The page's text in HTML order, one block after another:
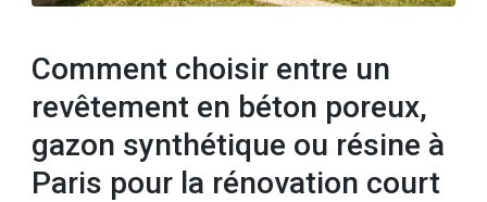
Comment choisir entre un
revêtement en béton poreux,
gazon synthétique ou résine à
Paris pour la rénovation court